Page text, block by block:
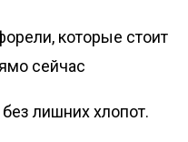
лишних хлопот.